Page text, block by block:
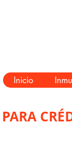
Inicio